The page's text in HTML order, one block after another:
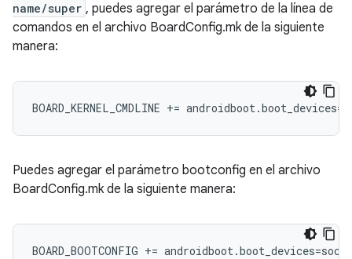
name/super , puedes agregar el parámetro de la línea de
comandos en el archivo BoardConfig.mk de la siguiente
manera:
BOARD_KERNEL_CMDLINE +=
Puedes agregar el parámetro bootconfig en el archivo
BoardConfig.mk de la siguiente manera:
BOARD_BOOTCONFIG +=